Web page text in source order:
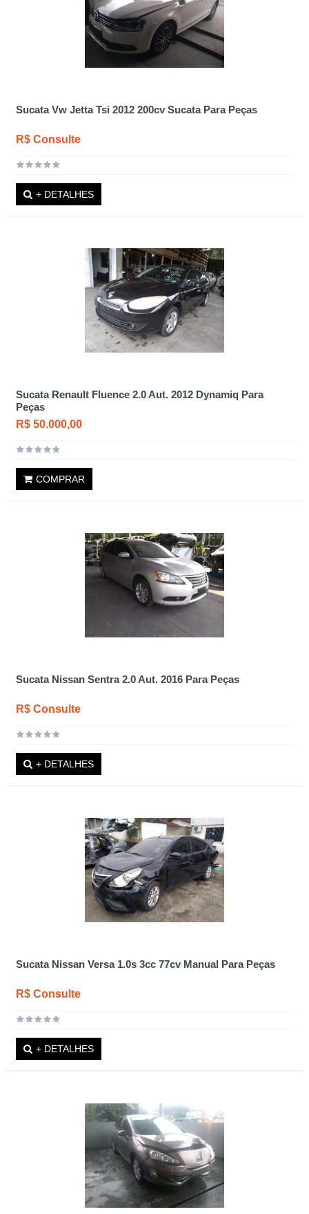
Sucata Vw Jetta Tsi 2012 200cv Sucata Para Peças
R$ Consulte
+ DETALHES
Sucata Renault Fluence 2.0 Aut. 2012 Dynamiq Para
Peças
R$ 50.000,00
COMPRAR
Sucata Nissan Sentra 2.0 Aut. 2016 Para Peças
R$ Consulte
+ DETALHES
Sucata Nissan Versa 1.0s 3cc 77cv Manual Para Peças
R$ Consulte
+ DETALHES